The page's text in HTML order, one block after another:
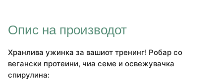
Опис на производот
Хранлива ужинка за вашиот тренинг! Робар со
вегански протеини, чиа семе и освежувачка
спирулина: